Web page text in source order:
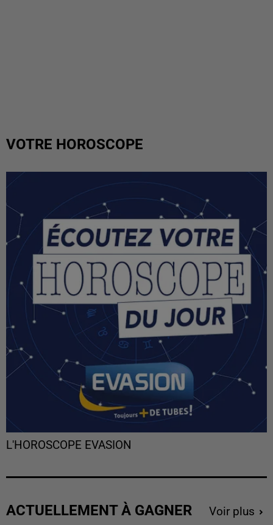
VOTRE HOROSCOPE
L'HOROSCOPE EVASION
ACTUELLEMENT À GAGNER Voir plus